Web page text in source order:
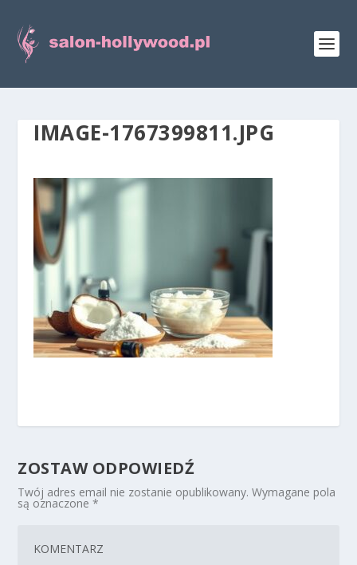
IMAGE-1767399811.JPG
ZOSTAW ODPOWIEDŹ
Twój adres email nie zostanie opublikowany. Wymagane pola
są oznaczone*